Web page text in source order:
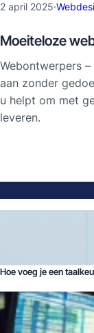
2 april 2025·
Moeiteloze
Webontwerpers
aan zonder
u helpt om met
leveren.
Hoe voeg je een